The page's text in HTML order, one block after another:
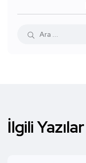
İlgili Yazılar